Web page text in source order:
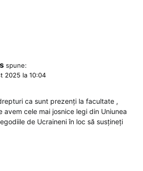
spune:
2025 la 10:04
ca sunt prezenți la facultate ,
avem cele mai josnice legi din Uniunea
de Ucraineni în loc să susțineți